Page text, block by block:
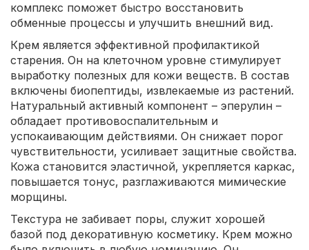
комплекс поможет быстро восстановить
обменные процессы и улучшить внешний вид.
Крем является эффективной профилактикой
старения. Он на клеточном уровне стимулирует
выработку полезных для кожи веществ. В состав
включены биопептиды, извлекаемые из растений.
Натуральный активный компонент – эперулин –
обладает противовоспалительным и
успокаивающим действиями. Он снижает порог
чувствительности, усиливает защитные свойства.
Кожа становится эластичной, укрепляется каркас,
повышается тонус, разглаживаются мимические
морщины.
Текстура не забивает поры, служит хорошей
базой под декоративную косметику. Крем можно